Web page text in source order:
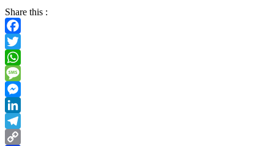
Share this :
Facebook
Twitter
WhatsApp
Message
Messenger
LinkedIn
Telegram